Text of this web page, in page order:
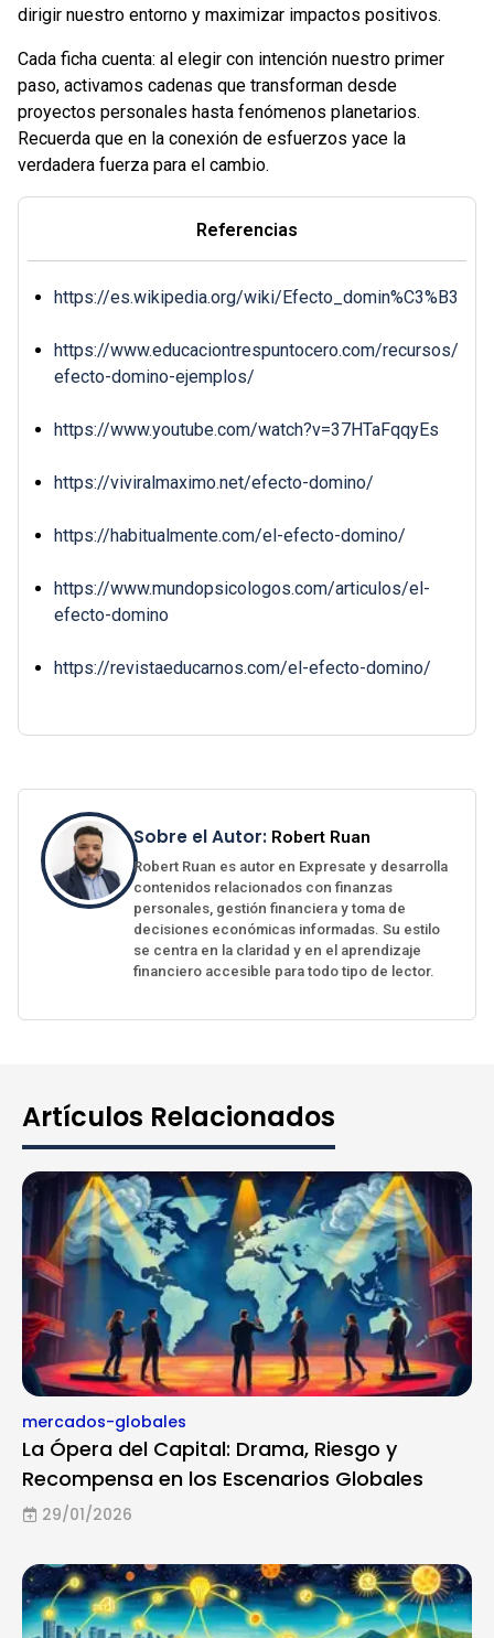
dirigir nuestro entorno y maximizar impactos positivos.
Cada ficha cuenta: al elegir con intención nuestro primer
paso, activamos cadenas que transforman desde
proyectos personales hasta fenómenos planetarios.
Recuerda que en la conexión de esfuerzos yace la
verdadera fuerza para el cambio.
Referencias
https://es.wikipedia.org/wiki/Efecto_domin%C3%B3
https://www.educaciontrespuntocero.com/recursos/
efecto-domino-ejemplos/
https://www.youtube.com/watch?v=37HTaFqqyEs
https://viviralmaximo.net/efecto-domino/
https://habitualmente.com/el-efecto-domino/
https://www.mundopsicologos.com/articulos/el-
efecto-domino
https://revistaeducarnos.com/el-efecto-domino/
Sobre el Autor: Robert Ruan
Robert Ruan es autor en Expresate y desarrolla
contenidos relacionados con finanzas
personales, gestión financiera y toma de
decisiones económicas informadas. Su estilo
se centra en la claridad y en el aprendizaje
financiero accesible para todo tipo de lector.
Artículos Relacionados
mercados-globales
La Ópera del Capital: Drama, Riesgo y
Recompensa en los Escenarios Globales
29/01/2026